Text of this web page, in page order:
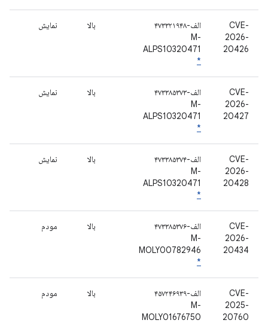
CVE-
2026-
20426
الف-۴۷۳۳۲۱۹۴۸
M-
ALPS10320471
*
بالا نمایش
CVE-
2026-
20427
الف-۴۷۳۳۸۵۳۷۳
M-
ALPS10320471
*
بالا نمایش
CVE-
2026-
20428
الف-۴۷۳۳۸۵۳۷۴
M-
ALPS10320471
*
بالا نمایش
CVE-
2026-
20434
الف-۴۷۳۳۸۵۳۷۶
M-
MOLY00782946
*
بالا مودم
CVE-
2025-
20760
الف-۴۵۷۲۴۶۹۳۹
M-
MOLY01676750
بالا مودم